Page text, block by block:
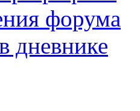
форума
дневнике